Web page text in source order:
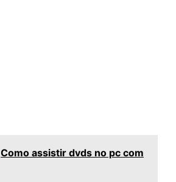
Como assistir dvds no pc com